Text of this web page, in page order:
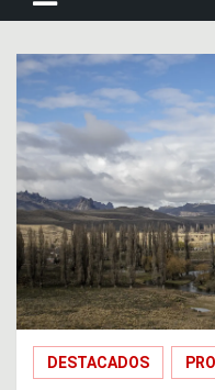
DESTACADOS